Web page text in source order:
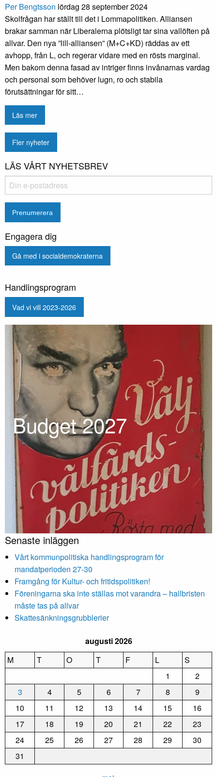
Per Bengtsson lördag 28 september 2024
Skolfrågan har ställt till det i Lommapolitiken. Alliansen
brakar samman när Liberalerna plötsligt tar sina vallöften på
allvar. Den nya ”lill-alliansen” (M+C+KD) räddas av ett
avhopp, från L, och regerar vidare med en rösts marginal.
Men bakom denna fasad av intriger finns invånarnas vardag
och personal som behöver lugn, ro och stabila
förutsättningar för sitt…
Läs mer
Fler nyheter
LÄS VÅRT NYHETSBREV
Engagera dig
Gå med i socialdemokraterna
Handlingsprogram
Vad vi vill 2023-2026
Budget 2027
Senaste inläggen
Vårt kommunpolitiska handlingsprogram för
mandatperioden 27-30
Framgång för Kultur- och fritidspolitiken!
Föreningarna ska inte ställas mot varandra – hallbristen
måste tas på allvar
Skattesänkningsgrubblerier
augusti 2026
M
T O T F L
S
1
2
3
4 5 6 7 8
9
10
11 12 13 14 15
16
17
18 19 20 21 22
23
24
25 26 27 28 29
30
31